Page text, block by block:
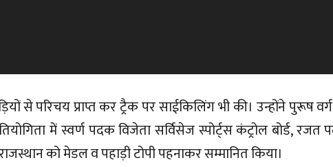
से परिचय प्राप्त कर ट्रैक पर साईकिलिंग भी की। उन्होंने पुरूष
में स्वर्ण पदक विजेता सर्विसेज स्पोर्ट्स कंट्रोल बोर्ड, रजत
को मेडल व पहाड़ी टोपी पहनाकर सम्मानित किया।